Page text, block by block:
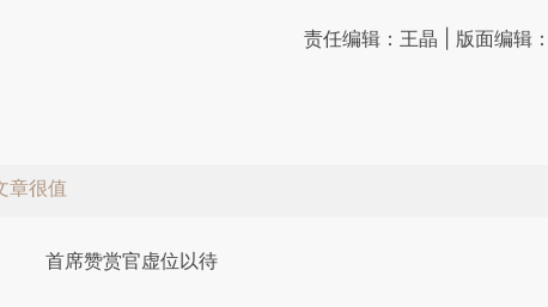
责任编辑：王晶 | 版面编辑
章很值
首席赞赏官虚位以待